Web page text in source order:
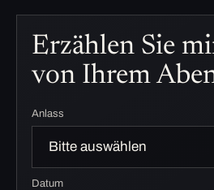
Erzählen Sie
von Ihrem
Anlass
Datum